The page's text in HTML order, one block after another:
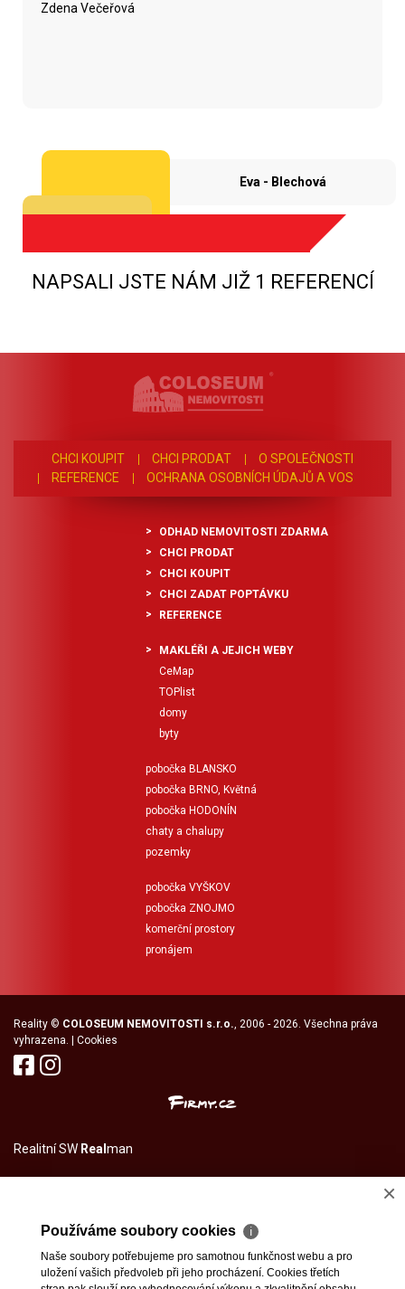
Zdena Večeřová
Eva - Blechová
NAPSALI JSTE NÁM JIŽ 1 REFERENCÍ
CHCI KOUPIT CHCI PRODAT
O SPOLEČNOSTI
REFERENCE
OCHRANA OSOBNÍCH ÚDAJŮ A VOS
ODHAD NEMOVITOSTI ZDARMA
CHCI PRODAT
CHCI KOUPIT
CHCI ZADAT POPTÁVKU
REFERENCE
MAKLÉŘI A JEJICH WEBY
CeMap
TOPlist
domy
byty
pobočka BLANSKO
pobočka BRNO, Květná
pobočka HODONÍN
chaty a chalupy
pozemky
pobočka VYŠKOV
pobočka ZNOJMO
komerční prostory
pronájem
Reality © COLOSEUM NEMOVITOSTI s.r.o., 2006 - 2026. Všechna práva
vyhrazena. | Cookies
Realitní SW Real man
×
Používáme soubory cookies ℹ
Naše soubory potřebujeme pro samotnou funkčnost webu a pro
uložení vašich předvoleb při jeho procházení. Cookies třetích